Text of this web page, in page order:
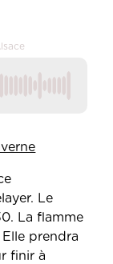
Le
La flamme
prendra
finir à